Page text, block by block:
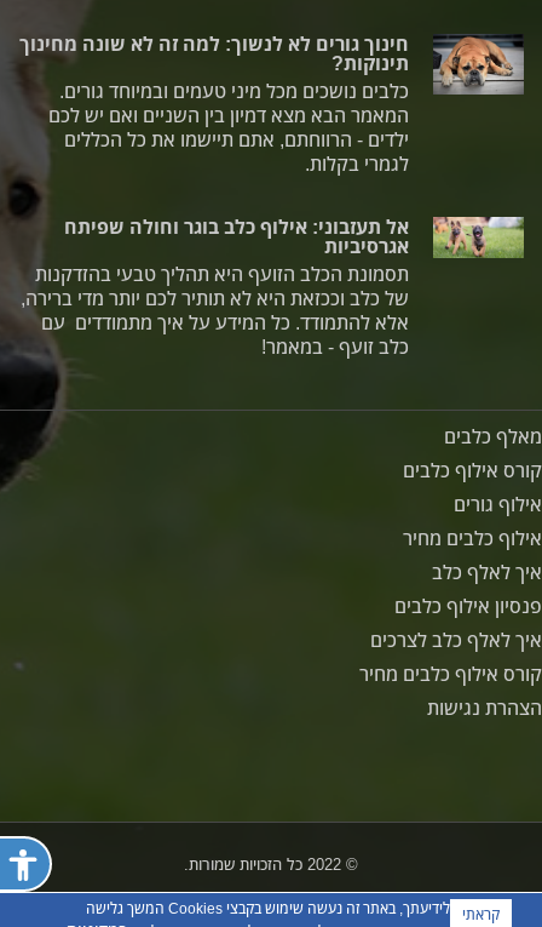
חינוך גורים לא לנשוך: למה זה לא שונה מחינוך
תינוקות?
כלבים נושכים מכל מיני טעמים ובמיוחד גורים.
המאמר הבא מצא דמיון בין השניים ואם יש לכם
ילדים - הרווחתם, אתם תיישמו את כל הכללים
לגמרי בקלות.
אל תעזבוני: אילוף כלב בוגר וחולה שפיתח
אגרסיביות
תסמונת הכלב הזועף היא תהליך טבעי בהזדקנות
של כלב וככזאת היא לא תותיר לכם יותר מדי ברירה,
אלא להתמודד. כל המידע על איך מתמודדים עם
כלב זועף - במאמר!
מאלף כלבים
קורס אילוף כלבים
אילוף גורים
אילוף כלבים מחיר
איך לאלף כלב
פנסיון אילוף כלבים
איך לאלף כלב לצרכים
קורס אילוף כלבים מחיר
הצהרת נגישות
© 2022 כל הזכויות שמורות.
קראתי
לידיעתך, באתר זה נעשה שימוש בקבצי Cookies המשך גלישה
פתח